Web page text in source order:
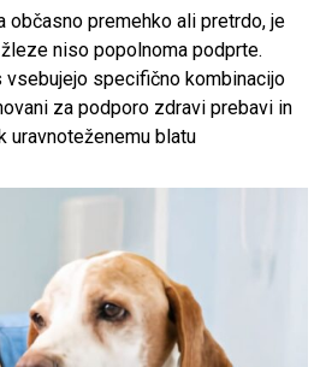
občasno premehko ali pretrdo, je
niso popolnoma podprte.
vsebujejo specifično kombinacijo
za podporo zdravi prebavi in
uravnoteženemu blatu